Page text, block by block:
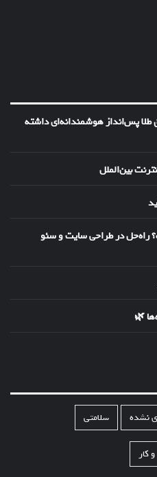
پس‌انداز هوشمندانه‌ای داشته
بین‌الملل
راه‌حل در طراحی سایت و سئو
🌿
نشده سلامتی
کار